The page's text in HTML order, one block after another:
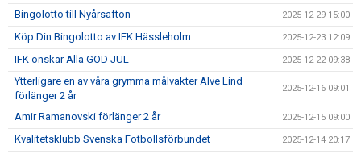
Bingolotto till Nyårsafton 2025-12-29 15:00
Köp Din Bingolotto av IFK Hässleholm 2025-12-23 12:09
IFK önskar Alla GOD JUL 2025-12-22 09:38
Ytterligare en av våra grymma målvakter Alve Lind
förlänger 2 år
2025-12-16 09:01
Amir Ramanovski förlänger 2 år 2025-12-15 09:00
Kvalitetsklubb Svenska Fotbollsförbundet 2025-12-14 20:17